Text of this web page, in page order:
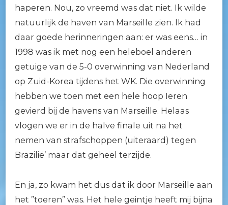
haperen. Nou, zo vreemd was dat niet. Ik wilde
natuurlijk de haven van Marseille zien. Ik had
daar goede herinneringen aan: er was eens… in
1998 was ik met nog een heleboel anderen
getuige van de 5-0 overwinning van Nederland
op Zuid-Korea tijdens het WK. Die overwinning
hebben we toen met een hele hoop Ieren
gevierd bij de havens van Marseille. Helaas
vlogen we er in de halve finale uit na het
nemen van strafschoppen (uiteraard) tegen
Brazilië’ maar dat geheel terzijde.
En ja, zo kwam het dus dat ik door Marseille aan
het ”toeren” was. Het hele geintje heeft mij bijna